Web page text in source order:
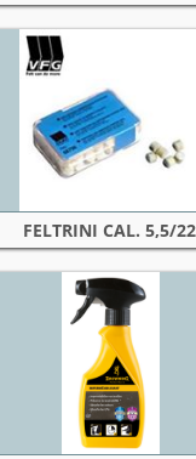
FELTRINI CAL. 5,5/22